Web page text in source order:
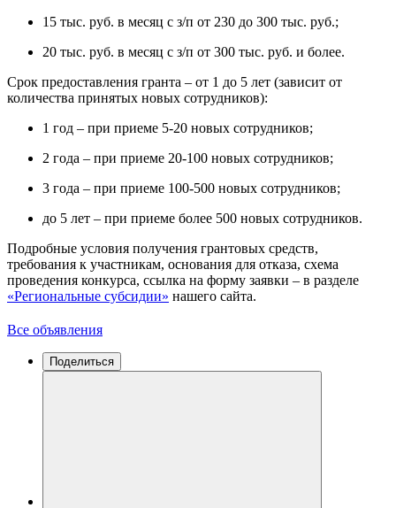
15 тыс. руб. в месяц с з/п от 230 до 300 тыс. руб.;
20 тыс. руб. в месяц с з/п от 300 тыс. руб. и более.
Срок предоставления гранта – от 1 до 5 лет (зависит от
количества принятых новых сотрудников):
1 год – при приеме 5-20 новых сотрудников;
2 года – при приеме 20-100 новых сотрудников;
3 года – при приеме 100-500 новых сотрудников;
до 5 лет – при приеме более 500 новых сотрудников.
Подробные условия получения грантовых средств,
требования к участникам, основания для отказа, схема
проведения конкурса, ссылка на форму заявки – в разделе
«Региональные субсидии» нашего сайта.
Все объявления
Поделиться